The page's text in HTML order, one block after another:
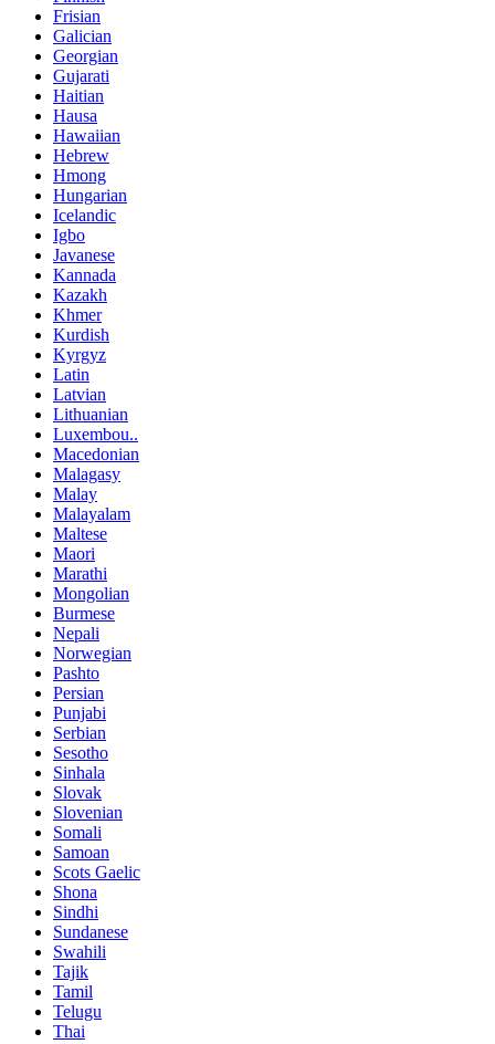
Frisian
Galician
Georgian
Gujarati
Haitian
Hausa
Hawaiian
Hebrew
Hmong
Hungarian
Icelandic
Igbo
Javanese
Kannada
Kazakh
Khmer
Kurdish
Kyrgyz
Latin
Latvian
Lithuanian
Luxembou..
Macedonian
Malagasy
Malay
Malayalam
Maltese
Maori
Marathi
Mongolian
Burmese
Nepali
Norwegian
Pashto
Persian
Punjabi
Serbian
Sesotho
Sinhala
Slovak
Slovenian
Somali
Samoan
Scots Gaelic
Shona
Sindhi
Sundanese
Swahili
Tajik
Tamil
Telugu
Thai